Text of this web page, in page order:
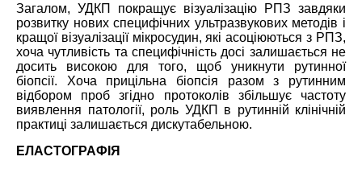
Загалом, УДКП покращує візуалізацію РПЗ завдяки
розвитку нових специфічних ультразвукових методів і
кращої візуалізації мікросудин, які асоціюються з РПЗ,
хоча чутливість та специфічність досі залишається не
досить високою для того, щоб уникнути рутинної
біопсії. Хоча прицільна біопсія разом з рутинним
відбором проб згідно протоколів збільшує частоту
виявлення патології, роль УДКП в рутинній клінічній
практиці залишається дискутабельною.
ЕЛАСТОГРАФІЯ